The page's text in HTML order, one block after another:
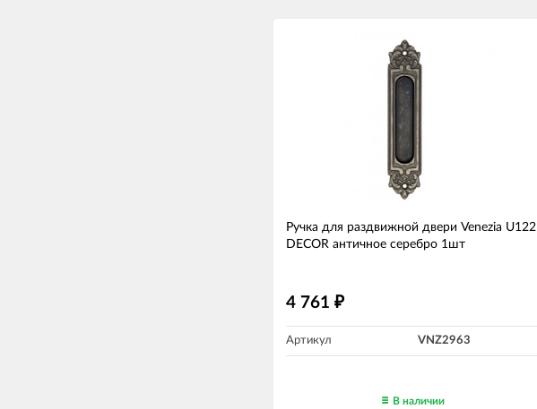
Ручка для раздвижной двери Venezia U122
DECOR античное серебро 1шт
4 761 ₽
Артикул VNZ2963
В наличии